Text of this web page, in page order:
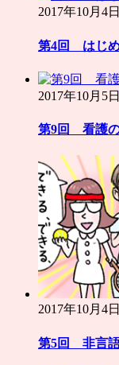
2017年10月4日
第4回 はじ
2017年10月5日
第9回 看護の
2017年10月4日
第5回 非言語